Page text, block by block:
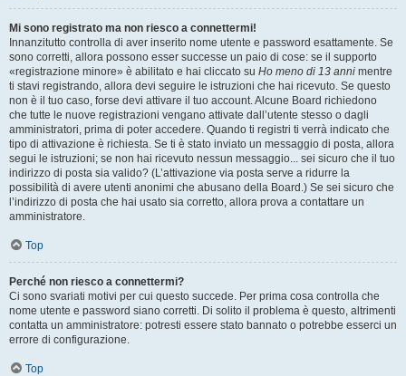
Mi sono registrato ma non riesco a connettermi!
Innanzitutto controlla di aver inserito nome utente e password esattamente. Se
sono corretti, allora possono esser successe un paio di cose: se il supporto
«registrazione minore» è abilitato e hai cliccato su Ho meno di 13 anni mentre
ti stavi registrando, allora devi seguire le istruzioni che hai ricevuto. Se questo
non è il tuo caso, forse devi attivare il tuo account. Alcune Board richiedono
che tutte le nuove registrazioni vengano attivate dall’utente stesso o dagli
amministratori, prima di poter accedere. Quando ti registri ti verrà indicato che
tipo di attivazione è richiesta. Se ti è stato inviato un messaggio di posta, allora
segui le istruzioni; se non hai ricevuto nessun messaggio... sei sicuro che il tuo
indirizzo di posta sia valido? (L’attivazione via posta serve a ridurre la
possibilità di avere utenti anonimi che abusano della Board.) Se sei sicuro che
l’indirizzo di posta che hai usato sia corretto, allora prova a contattare un
amministratore.
Top
Perché non riesco a connettermi?
Ci sono svariati motivi per cui questo succede. Per prima cosa controlla che
nome utente e password siano corretti. Di solito il problema è questo, altrimenti
contatta un amministratore: potresti essere stato bannato o potrebbe esserci un
errore di configurazione.
Top